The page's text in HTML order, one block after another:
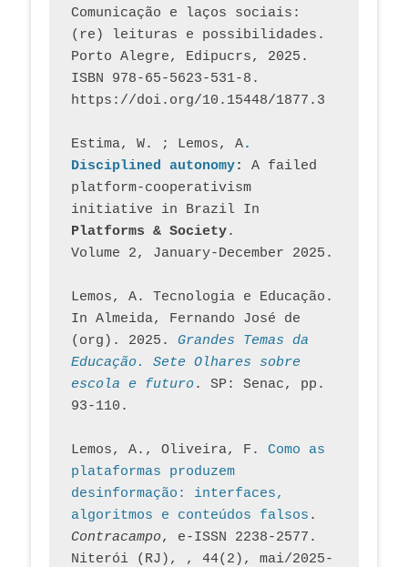
Comunicação e laços sociais:
(re) leituras e possibilidades.
Porto Alegre, Edipucrs, 2025.
ISBN 978-65-5623-531-8.
https://doi.org/10.15448/1877.3
Estima, W. ; Lemos, A.
Disciplined autonomy: A failed
platform-cooperativism
initiative in Brazil In
Platforms & Society.
Volume 2, January-December 2025.
Lemos, A. Tecnologia e Educação.
In Almeida, Fernando José de
(org). 2025. Grandes Temas da
Educação. Sete Olhares sobre
escola e futuro. SP: Senac, pp.
93-110.
Lemos, A., Oliveira, F. Como as
plataformas produzem
desinformação: interfaces,
algoritmos e conteúdos falsos
Contracampo, e-ISSN 2238-2577.
Niterói (RJ), , 44(2), mai/2025-